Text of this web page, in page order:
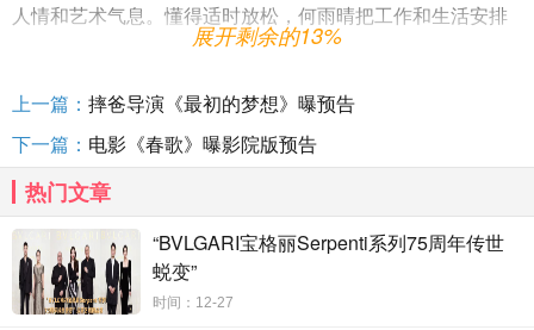
人情和艺术气息。懂得适时放松，何雨晴把工作和生活安排
得很有条理，但不会给自己太大压力：“只要努力去做了自己
作为演员，何雨晴在娱乐圈一直低调淡然不争不抢，平时勤
于业务的她一心只琢磨怎么演好角色。如同这组大片中吐露
的气质：一双温柔的眼眸透着坚定，低头顾盼间淡定从容，
仿佛一朵洗净铅华的百合花，素净淡雅，香气自来。期待这
个难得的“清流”演员给我们带来更多更好的作品。
展开剩余的13%
上一篇： 摔爸导演《最初的梦想》曝预告
下一篇： 电影《春歌》曝影院版预告
热门文章
“BVLGARI宝格丽Serpenti系列75周年传世
蜕变”
时间：12-27